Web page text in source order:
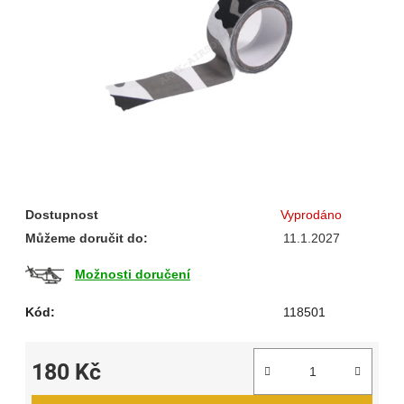
Dostupnost
Vyprodáno
Můžeme doručit do:
11.1.2027
Možnosti doručení
Kód: 118501
180 Kč
Měrná cena: